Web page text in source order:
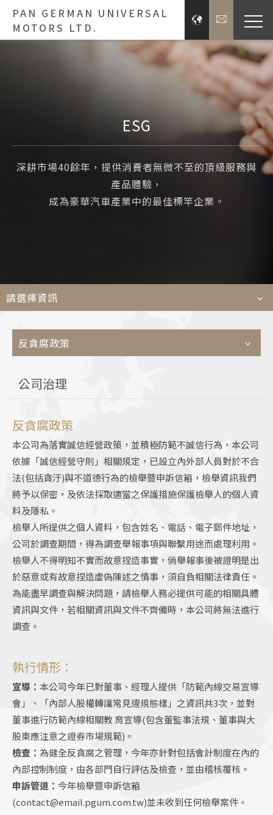
ESG
深耕市場40餘年，提供消費者無微不至的頂級服務與
產品體驗，
成為豪華汽車產業中的最佳標竿企業。
請選擇資訊
反貪腐政策
公司治理
反貪腐政策
本公司為落實誠信經營政策，並積極防範不誠信行為，本公司
依據「誠信經營守則」相關規定，已設立內外部人員對於不合
法(包括貪汙)與不道德行為的檢舉暨申訴信箱，檢舉資訊我們
將予以保密，及依法採取適當之保護措施保護檢舉人的個人資
料及隱私。
檢舉人所提供之個人資料，包含姓名、電話、電子郵件地址，
公司於調查期間，得為調查舉報事項與聯繫用途而處理利用。
檢舉人不得明知不實而故意捏造事實，倘舉報事後被證明是出
於惡意或有故意捏造虛偽陳述之情事，須自負相關法律責任。
為能盡早調查與解決問題，請檢舉人務必提供可能的相關具體
資訊與文件，若相關資訊與文件不齊備時，本公司將無法進行
調查。
執行情形：
宣導： 本公司今年已對董事、經理人提供「防範內線交易宣導
會」、「內部人股權轉讓常見違規態樣」之資訊共3次，並對
董事進行防範內線相關教 育宣導(包含董監事法規、董事與大
股東應注意之證券市場規範)。
檢查： 為健全反貪腐之管理，今年亦針對包括會計制度在內的
內部控制制度，由各部門自行評估及檢查，並由稽核覆核。
申訴管道： 今年檢舉暨申訴信箱
(contact@email.pgum.com.tw)並未收到任何檢舉案件。
PAN GERMAN UNIVERSAL
MOTORS LTD.
Press
Languages
TEL +886-
Taipei City